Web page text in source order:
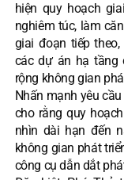
hiện quy hoạch
nghiêm túc, làm
giai đoạn tiếp
các dự án hạ tầng
rộng không gian
Nhấn mạnh yêu
cho rằng quy
nhìn dài hạn đến
không gian phát
công cụ dẫn dắt